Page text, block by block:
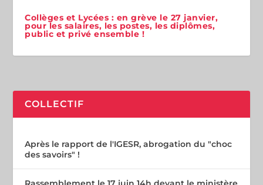
Collèges et Lycées : en grève le 27 janvier,
pour les salaires, les postes, les diplômes,
public et privé ensemble !
COLLECTIF
Après le rapport de l'IGESR, abrogation du "choc
des savoirs" !